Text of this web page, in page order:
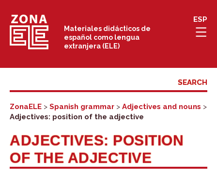
content
Materiales didácticos de
español como lengua
extranjera (ELE)
ESP
ZonaELE > Spanish grammar > Adjectives and nouns >
Adjectives: position of the adjective
ADJECTIVES: POSITION
OF THE ADJECTIVE